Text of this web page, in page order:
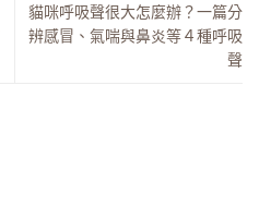
貓咪呼吸聲很大怎麼辦？一篇分
辨感冒、氣喘與鼻炎等４種呼吸
聲